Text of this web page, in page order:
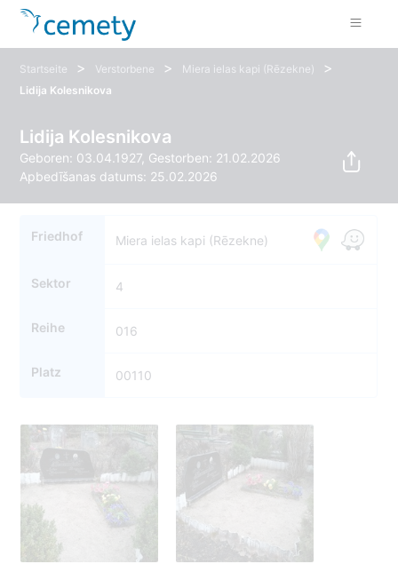
Startseite > Verstorbene > Miera ielas kapi (Rēzekne) >
Lidija Kolesnikova
Lidija Kolesnikova
Geboren: 03.04.1927, Gestorben: 21.02.2026
Apbedīšanas datums: 25.02.2026
Friedhof Miera ielas kapi (Rēzekne)
Sektor 4
Reihe 016
Platz 00110